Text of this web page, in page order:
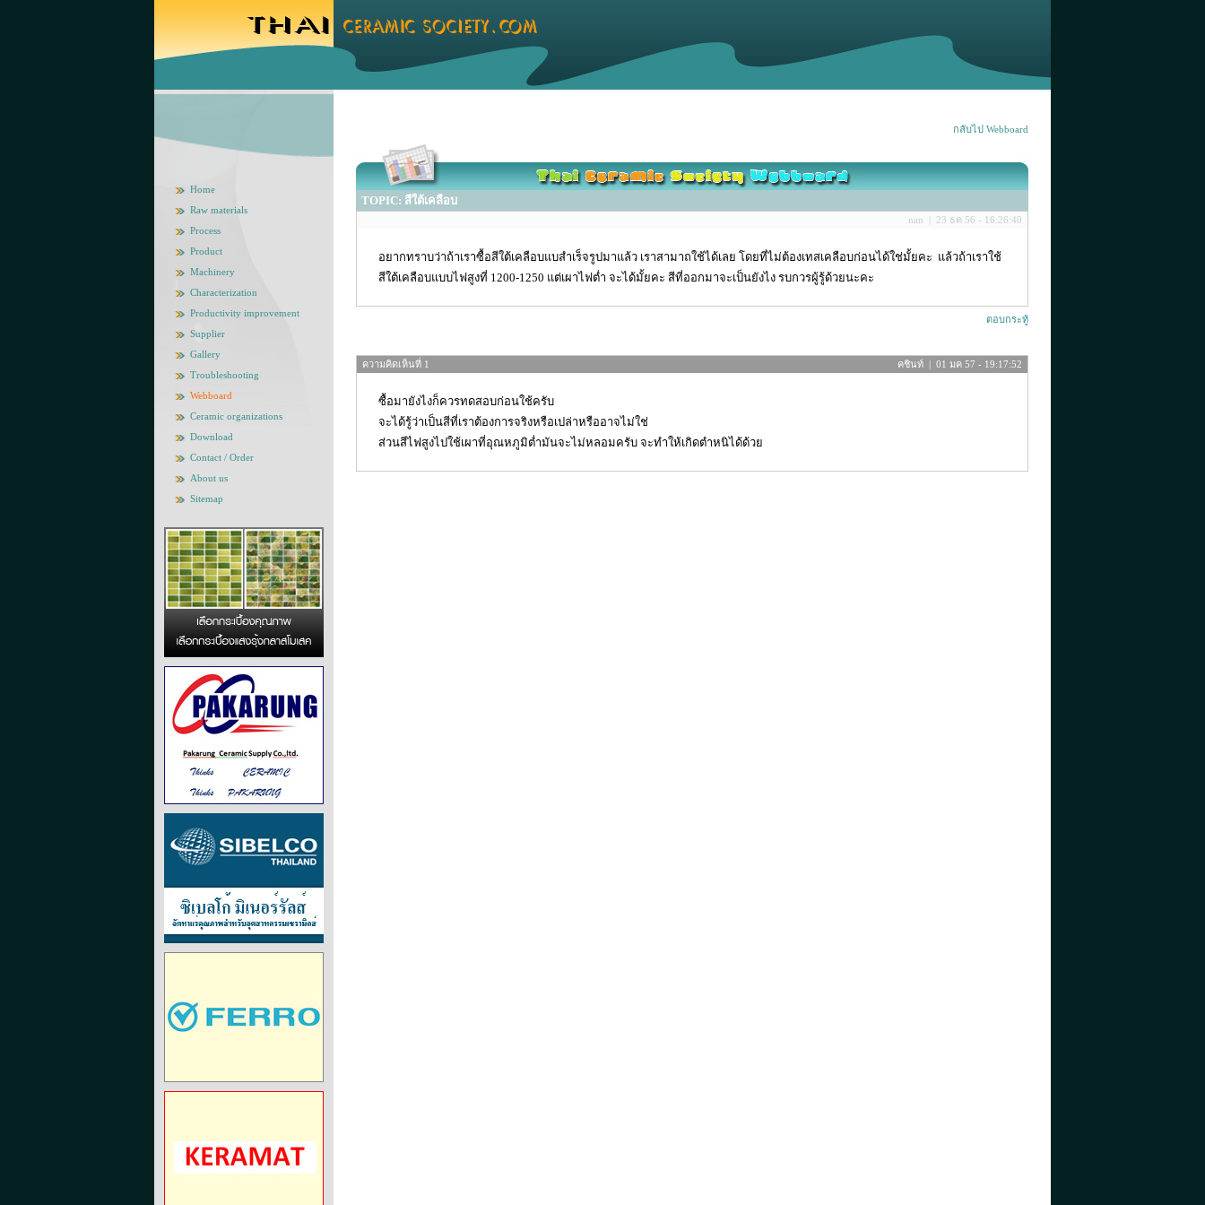
Home
Raw materials
Process
Product
Machinery
Characterization
Productivity improvement
Supplier
Gallery
Troubleshooting
Webboard
Ceramic organizations
Download
Contact / Order
About us
Sitemap
กลับไป Webboard
TOPIC: สีใต้เคลือบ
nan | 23 ธค 56 - 16:26:40
อยากทราบว่าถ้าเราซื้อสีใต้เคลือบแบสำเร็จรูปมาแล้ว เราสามาถใช้ได้เลย โดยที่ไม่ต้องเทสเคลือบก่อนได้ใช่มั้ยคะ แล้วถ้าเราใช้
สีใต้เคลือบแบบไฟสูงที่ 1200-1250 แต่เผาไฟต่ำ จะได้มั้ยคะ สีที่ออกมาจะเป็นยังไง รบกวรผู้รู้ด้วยนะคะ
ตอบกระทู้
ความคิดเห็นที่ 1 คชินท์ | 01 มค 57 - 19:17:52
ซื้อมายังไงก็ควรทดสอบก่อนใช้ครับ
จะได้รู้ว่าเป็นสีที่เราต้องการจริงหรือเปล่าหรืออาจไม่ใช่
ส่วนสีไฟสูงไปใช้เผาที่อุณหภูมิต่ำมันจะไม่หลอมครับ จะทำให้เกิดตำหนิได้ด้วย